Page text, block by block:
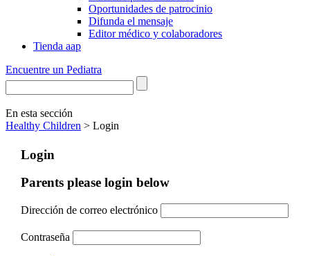
Oportunidades de patrocinio
Difunda el mensaje
Editor médico y colaboradores
Tienda aap
Encuentre un Pediatra
En esta sección
Healthy Children > Login
Login
Parents please login below
Dirección de correo electrónico
Contraseña